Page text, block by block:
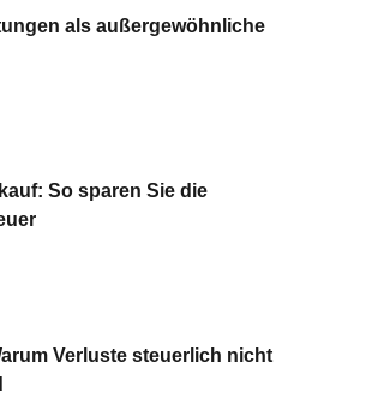
als außergewöhnliche
So sparen Sie die
Verluste steuerlich nicht